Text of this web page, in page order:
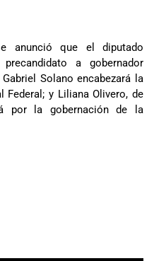
anunció que el diputado
a gobernador
Solano encabezará la
Federal; y Liliana Olivero, de
por la gobernación de la